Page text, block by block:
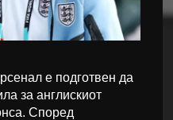
е подготвен да
за англискиот
Според